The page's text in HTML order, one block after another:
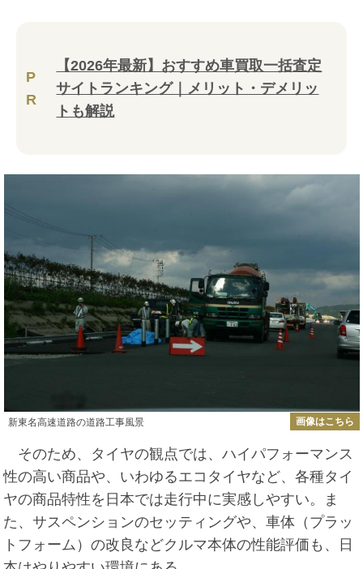
P
R
【2026年最新】おすすめ車買取一括査定
サイトランキング｜メリット・デメリッ
トも解説
新東名高速道路の道路工事風景 画像はこちら
そのため、タイヤの観点では、ハイパフォーマンス
性の高い商品や、いわゆるエコタイヤなど、各種タイ
ヤの商品特性を日本では走行中に実感しやすい。ま
た、サスペンションのセッティングや、車体（プラッ
トフォーム）の改良などクルマ本体の性能評価も、日